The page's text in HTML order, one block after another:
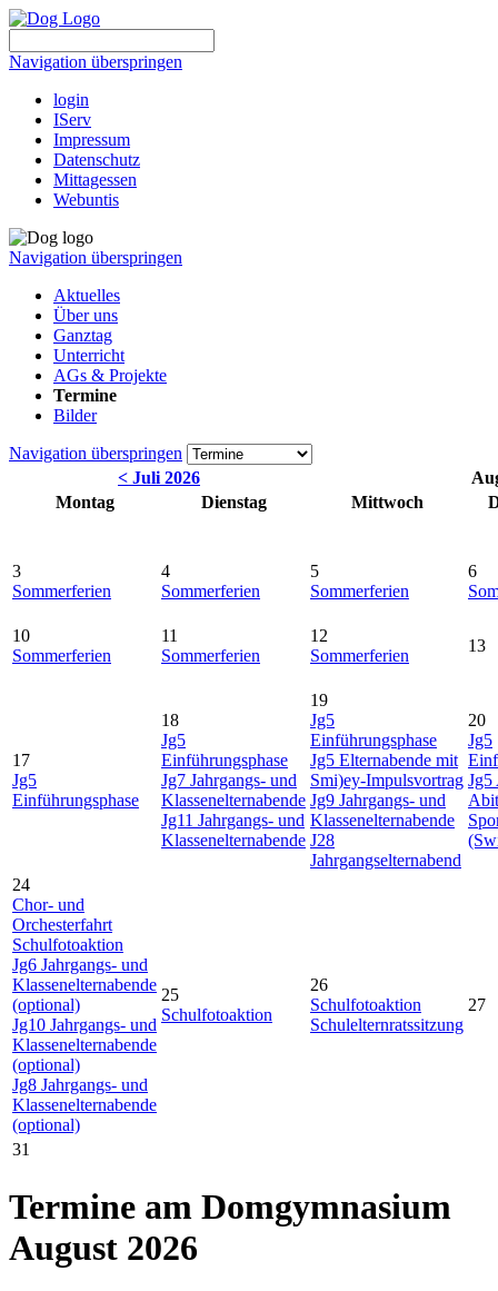
Navigation überspringen
login
IServ
Impressum
Datenschutz
Mittagessen
Webuntis
Navigation überspringen
Aktuelles
Über uns
Ganztag
Unterricht
AGs & Projekte
Termine
Bilder
Navigation überspringen
< Juli 2026
Montag
Dienstag Mittwoch
3
Sommerferien
4
Sommerferien
5
Sommerferien
6
10
Sommerferien
11
Sommerferien
12
Sommerferien
13
17
Jg5
Einführungsphase
18
Jg5
Einführungsphase
Jg7 Jahrgangs- und
Klassenelternabende
Jg11 Jahrgangs- und
Klassenelternabende
19
Jg5
Einführungsphase
Jg5 Elternabende mit
Smi)ey-Impulsvortrag
Jg9 Jahrgangs- und
Klassenelternabende
J28
Jahrgangselternabend
20
Jg5
24
Chor- und
Orchesterfahrt
Schulfotoaktion
Jg6 Jahrgangs- und
Klassenelternabende
(optional)
Jg10 Jahrgangs- und
Klassenelternabende
(optional)
Jg8 Jahrgangs- und
Klassenelternabende
(optional)
25
Schulfotoaktion
26
Schulfotoaktion
Schulelternratssitzung
27
31
Termine am Domgymnasium
August 2026